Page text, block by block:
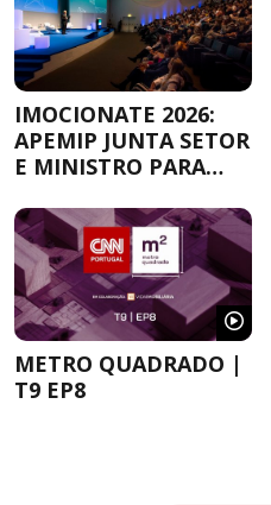
IMOCIONATE 2026:
APEMIP JUNTA SETOR
E MINISTRO PARA
HABITAÇÃO
METRO QUADRADO |
T9 EP8